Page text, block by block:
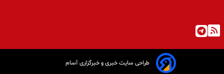
طراحی سایت خبری و خبرگزاری آسام